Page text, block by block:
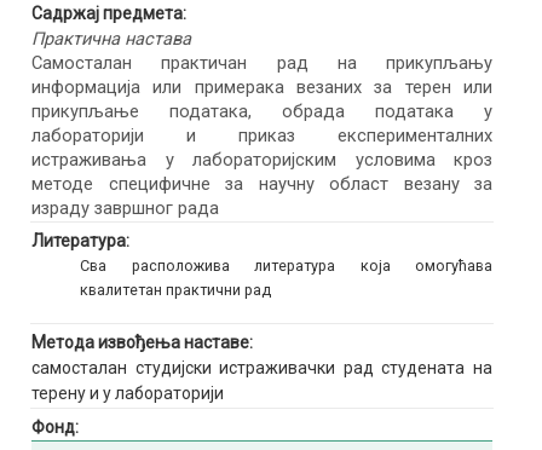
Садржај предмета:
Практична настава
Самосталан практичан рад на прикупљању
информација или примерака везаних за терен или
прикупљање података, обрада података у
лабораторији и приказ експерименталних
истраживања у лабораторијским условима кроз
методе специфичне за научну област везану за
израду завршног рада
Литература:
Сва расположива литература која омогућава
квалитетан практични рад
Метода извођења наставе:
самосталан студијски истраживачки рад студената на
терену и у лабораторији
Фонд: